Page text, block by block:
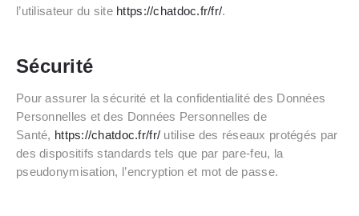
l’utilisateur du site https://chatdoc.fr/fr/.
Sécurité
Pour assurer la sécurité et la confidentialité des Données
Personnelles et des Données Personnelles de
Santé, https://chatdoc.fr/fr/ utilise des réseaux protégés par
des dispositifs standards tels que par pare-feu, la
pseudonymisation, l’encryption et mot de passe.